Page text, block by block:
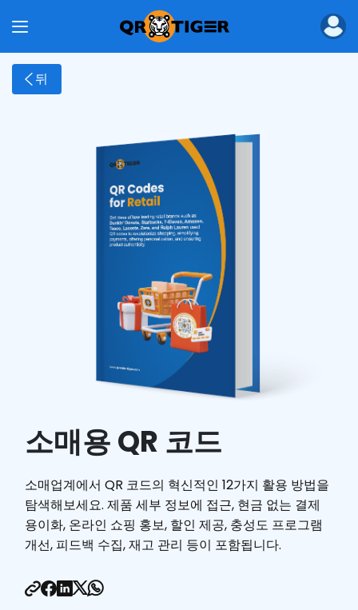
제품
대량 QR 코드 생성기
QR 코드 생성기 API
기업용 QR 코드 생성기
기업용 디지턈 비즈니스 카드
식당용 QR 코드
마케팅용 QR 코드
전자상거래용 QR 코드
이벤트용 QR 코드
부동산용 QR 코드
제조업을 위한 QR 코드
여행용 QR 코드
PDF를 QR 코드로 변환합니다.
인스타그램용 QR 코드
위치 QR 코드 생성기
YouTube QR 코드
소셜 미디어 QR 코드 생성기
SMS QR 코드 생성기
Email QR 코드 생성기
페이스북 QR 코드
뒤
소매용 QR 코드
소매업계에서 QR 코드의 혁신적인 12가지 활용 방법을
탐색해보세요. 제품 세부 정보에 접근, 현금 없는 결제
용이화, 온라인 쇼핑 홍보, 할인 제공, 충성도 프로그램
개선, 피드백 수집, 재고 관리 등이 포함됩니다.